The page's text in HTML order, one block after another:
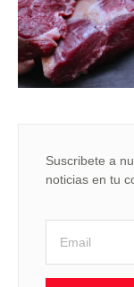
Suscribete a
noticias en tu